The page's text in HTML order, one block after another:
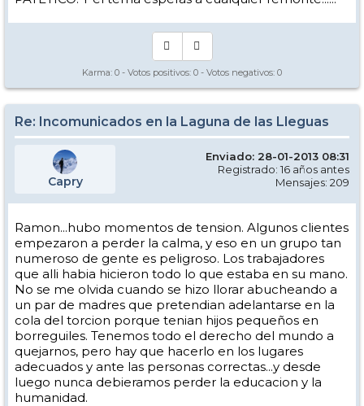
Karma: 0 - Votos positivos: 0 - Votos negativos: 0
Re: Incomunicados en la Laguna de las Lleguas
Capry
Enviado: 28-01-2013 08:31
Registrado: 16 años antes
Mensajes: 209
Ramon...hubo momentos de tension. Algunos clientes
empezaron a perder la calma, y eso en un grupo tan
numeroso de gente es peligroso. Los trabajadores
que alli habia hicieron todo lo que estaba en su mano.
No se me olvida cuando se hizo llorar abucheando a
un par de madres que pretendian adelantarse en la
cola del torcion porque tenian hijos pequeños en
borreguiles. Tenemos todo el derecho del mundo a
quejarnos, pero hay que hacerlo en los lugares
adecuados y ante las personas correctas...y desde
luego nunca debieramos perder la educacion y la
humanidad.